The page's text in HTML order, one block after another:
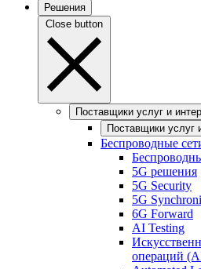
Решения
Close button
Поставщики услуг и
Поставщики услуг
Беспроводные
5G решения
5G Security
5G
6G Forward
AI Testing
операций